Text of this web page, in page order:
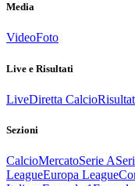
Media
VideoFoto
Live e Risultati
LiveDiretta Calcio
Sezioni
CalcioMercatoSerie A
LeagueEuropa League